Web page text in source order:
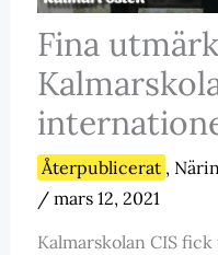
Fina
Återpublicerat ,
/ mars 12, 2021
Kalmarskolan CIS